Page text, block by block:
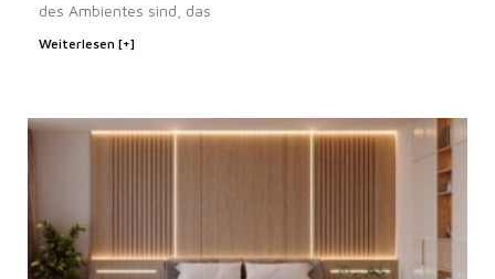
des Ambientes sind, das
Weiterlesen [+]